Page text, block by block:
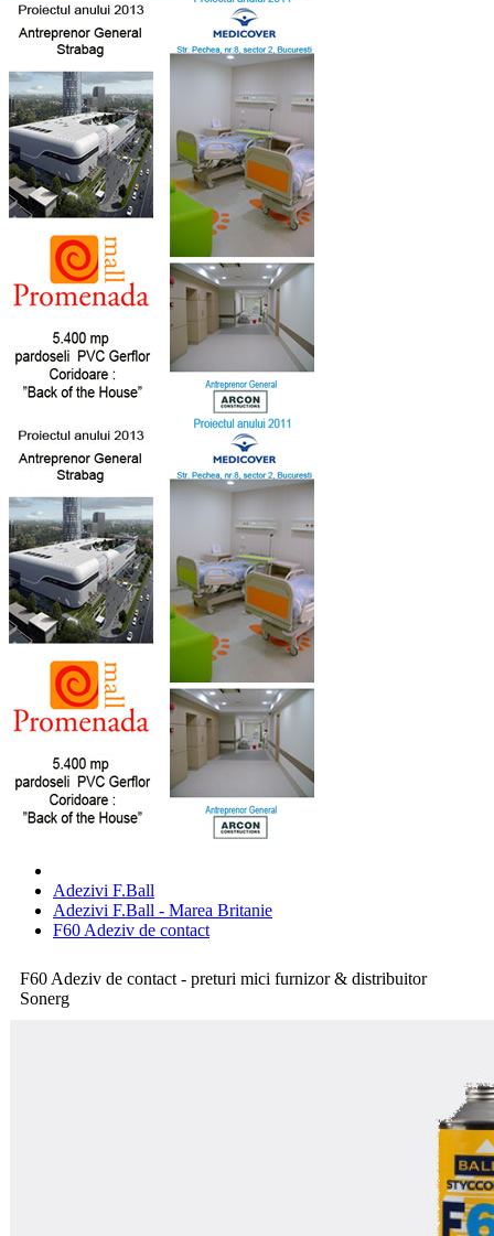
Adezivi F.Ball
Adezivi F.Ball - Marea Britanie
F60 Adeziv de contact
F60 Adeziv de contact - preturi mici furnizor & distribuitor
Sonerg